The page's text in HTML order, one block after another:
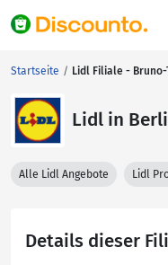
Startseite Lidl Filiale -
Lidl in
Alle Lidl Angebote Lidl
Details dieser